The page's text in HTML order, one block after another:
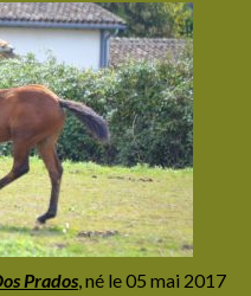
Prados,né le 05 mai 2017